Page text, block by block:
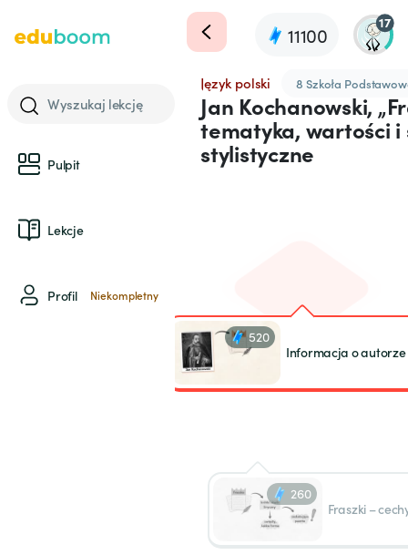
11100
17
Wyszukaj lekcję
Pulpit
Lekcje
Profil Niekompletny
Język polski 8 Szkoła
Jan Kochanowski,
tematyka, wartości i
stylistyczne
520
Informacja o autorze
260
Fraszki –